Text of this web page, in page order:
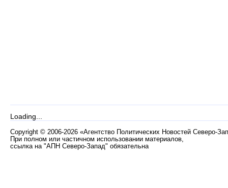
Loading...
Copyright © 2006-2026 «Агентство Политических Новостей Северо-
При полном или частичном использовании материалов,
ссылка на "АПН Северо-Запад" обязательна